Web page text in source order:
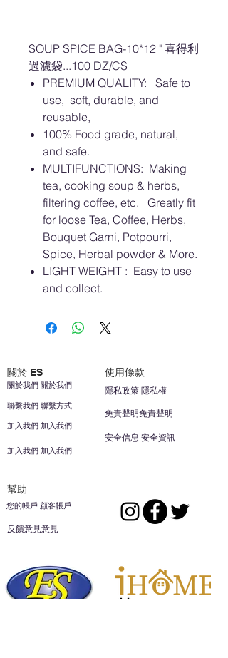
SOUP SPICE BAG-10*12 " 喜得利
過濾袋...100 DZ/CS
PREMIUM QUALITY: Safe to
use, soft, durable, and
reusable,
100% Food grade, natural,
and safe.
MULTIFUNCTIONS: Making
tea, cooking soup & herbs,
filtering coffee, etc. Greatly fit
for loose Tea, Coffee, Herbs,
Bouquet Garni, Potpourri,
Spice, Herbal powder & More.
LIGHT WEIGHT : Easy to use
and collect.
關於 ES 使用條款
聯繫我們 聯繫方式
加入我們 加入我們
關於我們 關於我們
加入我們 加入我們
安全信息 安全資訊
免責聲明免責聲明
隱私政策 隱私權
幫助
您的帳戶 顧客帳戶
反饋意見意見